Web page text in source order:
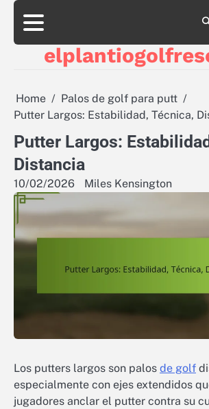
Skip
content
Home
Palos de golf para putt
Putter Largos: Estabilidad, Técnica,
Putter Largos:
Distancia
10/02/2026 Miles Kensington
Los putters largos son palos de golf
especialmente con ejes extendidos
jugadores anclar el putter contra su